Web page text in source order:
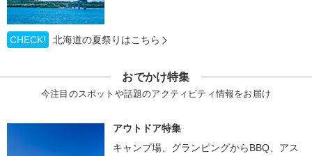
CHECK! 北海道の夏祭りはこちら
おでかけ特集
今注目のスポットや話題のアクティビティ情報をお届け
アウトドア特集
キャンプ場、グランピングからBBQ、アス